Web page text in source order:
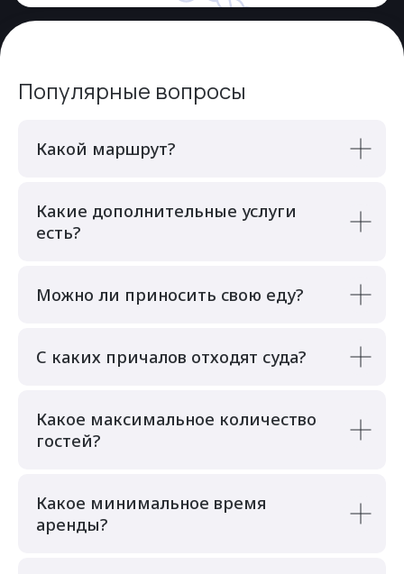
Популярные вопросы
Какой маршрут?
Какие дополнительные услуги
есть?
Можно ли приносить свою еду?
С каких причалов отходят суда?
Какое максимальное количество
гостей?
Какое минимальное время
аренды?